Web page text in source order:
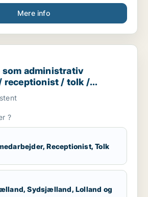
Mere info
administrativ medarbejder /
som administrativ
receptionist / tolk /
butiksmedarbejder
?
Receptionist, Tolk
Sydsjælland, Lolland og